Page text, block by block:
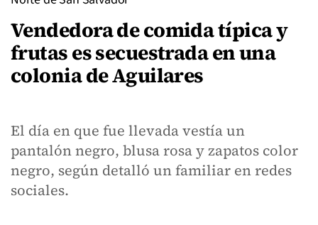
Vendedora de comida típica y
frutas es secuestrada en una
colonia de Aguilares
El día en que fue llevada vestía un
pantalón negro, blusa rosa y zapatos color
negro, según detalló un familiar en redes
sociales.